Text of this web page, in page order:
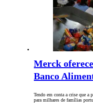
Merck
Banco
Tendo em conta a crise que
para milhares de famílias